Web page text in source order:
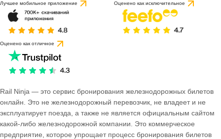
Лучшее мобильное приложение Оценено как исключительное
Оценено как отличное
Rail Ninja — это сервис бронирования железнодорожных билетов
онлайн. Это не железнодорожный перевозчик, не владеет и не
эксплуатирует поезда, а также не является официальным сайтом
какой-либо железнодорожной компании. Это коммерческое
предприятие, которое упрощает процесс бронирования билетов
на основе 53